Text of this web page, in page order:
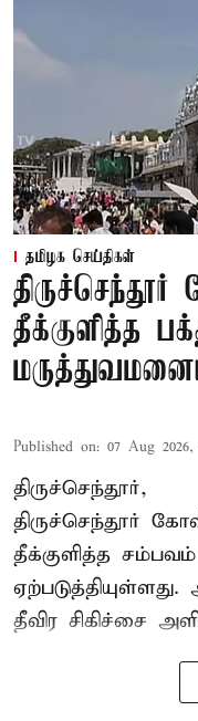
தமிழக செய்திகள்
தீக்குளித்த
Published on: 07 Aug
திருச்செந்தூர்,
திருச்செந்தூர்
தீக்குளித்த
தீவிர சிகிச்சை